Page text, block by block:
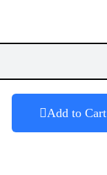
Add to Cart